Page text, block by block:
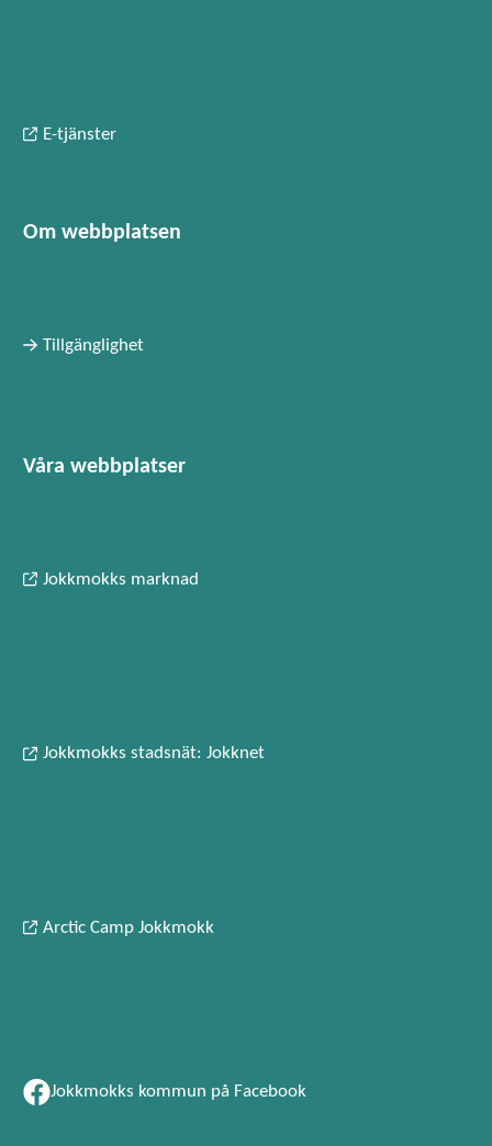
E-tjänster
Om webbplatsen
Tillgänglighet
Våra webbplatser
Jokkmokks marknad
Jokkmokks stadsnät: Jokknet
Arctic Camp Jokkmokk
Jokkmokks kommun på Facebook